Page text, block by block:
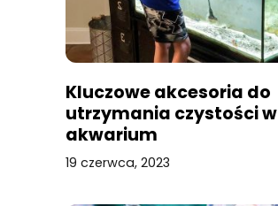
Kluczowe akcesoria do
utrzymania czystości w
akwarium
19 czerwca, 2023